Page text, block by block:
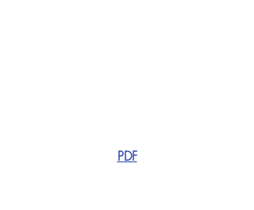
PDF